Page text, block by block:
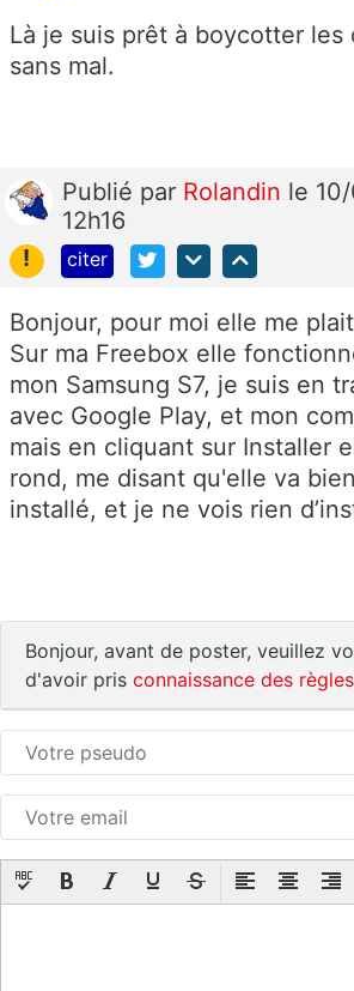
Là je suis prêt à boycotter les
sans mal.
Publié par Rolandin le
12h16
!
citer
Bonjour, pour moi elle me
Sur ma Freebox elle
mon Samsung S7, je suis en
avec Google Play, et mon
mais en cliquant sur Installer
rond, me disant qu'elle va
installé, et je ne vois rien
Bonjour, avant de poster, veuillez
d'avoir pris connaissance des règles